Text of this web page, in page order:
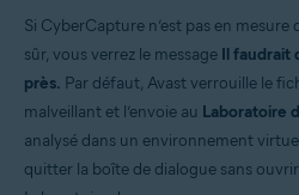
Si CyberCapture n’est pas en
sûr, vous verrez le message Il faudrait
près. Par défaut, Avast verrouille le
malveillant et l’envoie au Laboratoire
analysé dans un environnement
quitter la boîte de dialogue sans